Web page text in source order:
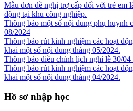
Mẫu đơn đề nghị trợ cấp đối với trẻ em
động tại khu công nghiệp.
Thông báo một số nội dung phụ huynh
08/2024
Thông báo rút kinh nghiệm các hoạt
khai một số nội dung tháng 05/2024.
Thông báo điều chỉnh lịch nghỉ lễ 30/04
Thông báo rút kinh nghiệm các hoạt
khai một số nội dung tháng 04/2024.
Hồ sơ nhập học